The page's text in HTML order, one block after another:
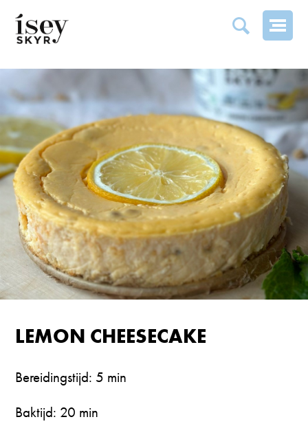
LEMON CHEESECAKE
LEMON CHEESECAKE
Bereidingstijd: 5 min
Baktijd: 20 min